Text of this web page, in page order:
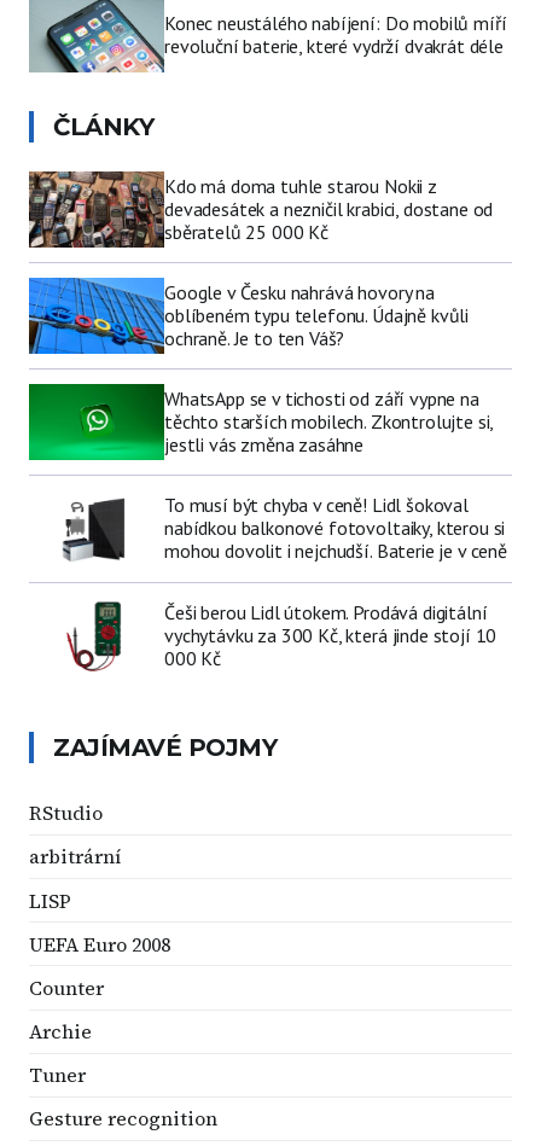
Konec neustálého nabíjení: Do mobilů míří
revoluční baterie, které vydrží dvakrát déle
ČLÁNKY
Kdo má doma tuhle starou Nokii z
devadesátek a nezničil krabici, dostane od
sběratelů 25 000 Kč
Google v Česku nahrává hovory na
oblíbeném typu telefonu. Údajně kvůli
ochraně. Je to ten Váš?
WhatsApp se v tichosti od září vypne na
těchto starších mobilech. Zkontrolujte si,
jestli vás změna zasáhne
To musí být chyba v ceně! Lidl šokoval
nabídkou balkonové fotovoltaiky, kterou si
mohou dovolit i nejchudší. Baterie je v ceně
Češi berou Lidl útokem. Prodává digitální
vychytávku za 300 Kč, která jinde stojí 10
000 Kč
ZAJÍMAVÉ POJMY
RStudio
arbitrární
LISP
UEFA Euro 2008
Counter
Archie
Tuner
Gesture recognition